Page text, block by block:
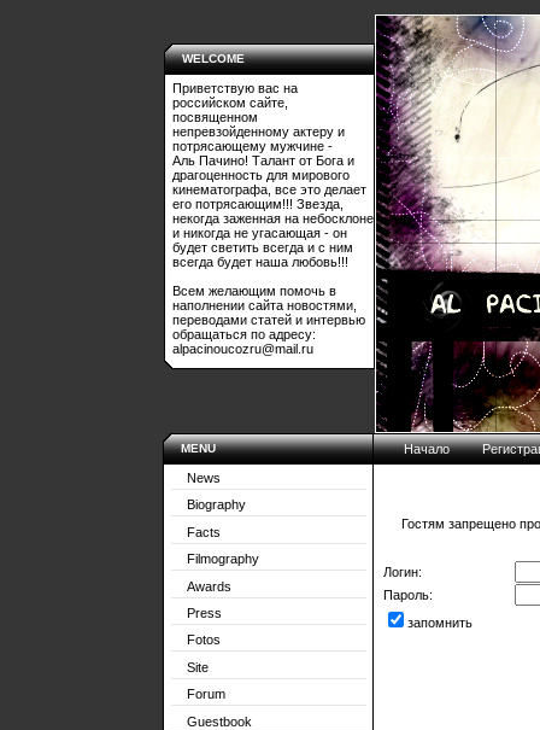
WELCOME
Приветствую вас на
российском сайте,
посвященном
непревзойденному актеру и
потрясающему мужчине -
Аль Пачино! Талант от Бога и
драгоценность для мирового
кинематографа, все это делает
его потрясающим!!! Звезда,
некогда заженная на небосклоне
и никогда не угасающая - он
будет светить всегда и с ним
всегда будет наша любовь!!!
Всем желающим помочь в
наполнении сайта новостями,
переводами статей и интервью
обращаться по адресу:
alpacinoucozru@mail.ru
MENU
News
Biography
Facts
Filmography
Awards
Press
Fotos
Site
Forum
Guestbook
Начало
Гостям запрещено
Логин:
Пароль:
запомнить